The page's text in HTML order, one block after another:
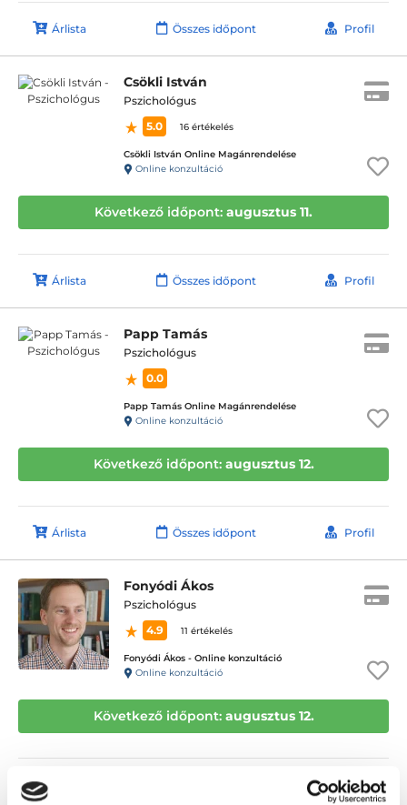
Árlista Összes időpont Profil
Csökli István
Pszichológus
5.0
16 értékelés
Csökli István Online Magánrendelése
Online konzultáció
Következő időpont: augusztus 11.
Árlista Összes időpont Profil
Papp Tamás
Pszichológus
0.0
Papp Tamás Online Magánrendelése
Online konzultáció
Következő időpont: augusztus 12.
Árlista Összes időpont Profil
Fonyódi Ákos
Pszichológus
4.9
11 értékelés
Fonyódi Ákos - Online konzultáció
Online konzultáció
Következő időpont: augusztus 12.
Profil